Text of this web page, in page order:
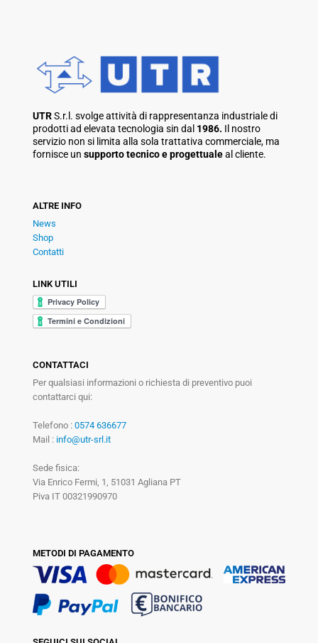
UTRS.r.l. svolge attività di rappresentanza industriale di
prodotti ad elevata tecnologia sin dal 1986. Il nostro
servizio non si limita alla sola trattativa commerciale, ma
fornisce un supporto tecnico e progettualeal cliente.
ALTRE INFO
News
Shop
Contatti
LINK UTILI
CONTATTACI
Per qualsiasi informazioni o richiesta di preventivo puoi
contattarci qui:
Telefono : 0574 636677
Mail : info@utr-srl.it
Sede fisica:
Via Enrico Fermi, 1, 51031 Agliana PT
Piva IT 00321990970
METODI DI PAGAMENTO